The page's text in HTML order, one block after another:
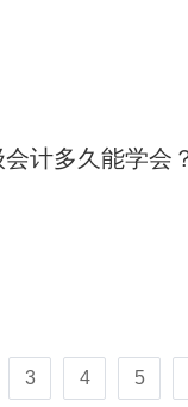
会计多久能学会
3 4 5